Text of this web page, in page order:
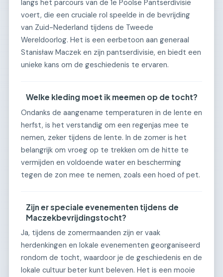
langs het parcours van de 1e Poolse Pantserdivisie
voert, die een cruciale rol speelde in de bevrijding
van Zuid-Nederland tijdens de Tweede
Wereldoorlog. Het is een eerbetoon aan generaal
Stanisław Maczek en zijn pantserdivisie, en biedt een
unieke kans om de geschiedenis te ervaren.
Welke kleding moet ik meemen op de tocht?
Ondanks de aangename temperaturen in de lente en
herfst, is het verstandig om een regenjas mee te
nemen, zeker tijdens de lente. In de zomer is het
belangrijk om vroeg op te trekken om de hitte te
vermijden en voldoende water en bescherming
tegen de zon mee te nemen, zoals een hoed of pet.
Zijn er speciale evenementen tijdens de
Maczekbevrijdingstocht?
Ja, tijdens de zomermaanden zijn er vaak
herdenkingen en lokale evenementen georganiseerd
rondom de tocht, waardoor je de geschiedenis en de
lokale cultuur beter kunt beleven. Het is een mooie